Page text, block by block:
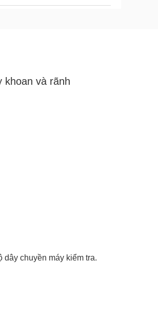
khoan và rãnh
chuyền máy kiểm tra.